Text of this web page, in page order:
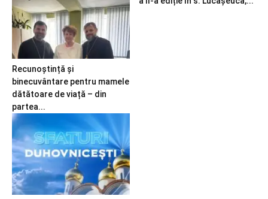
Recunoștință și
binecuvântare pentru mamele
dătătoare de viață – din
partea...